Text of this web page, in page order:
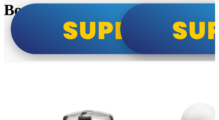
Bosch super cene